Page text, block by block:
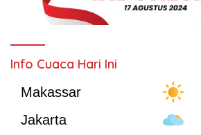
Info Cuaca Hari Ini
Makassar
Jakarta